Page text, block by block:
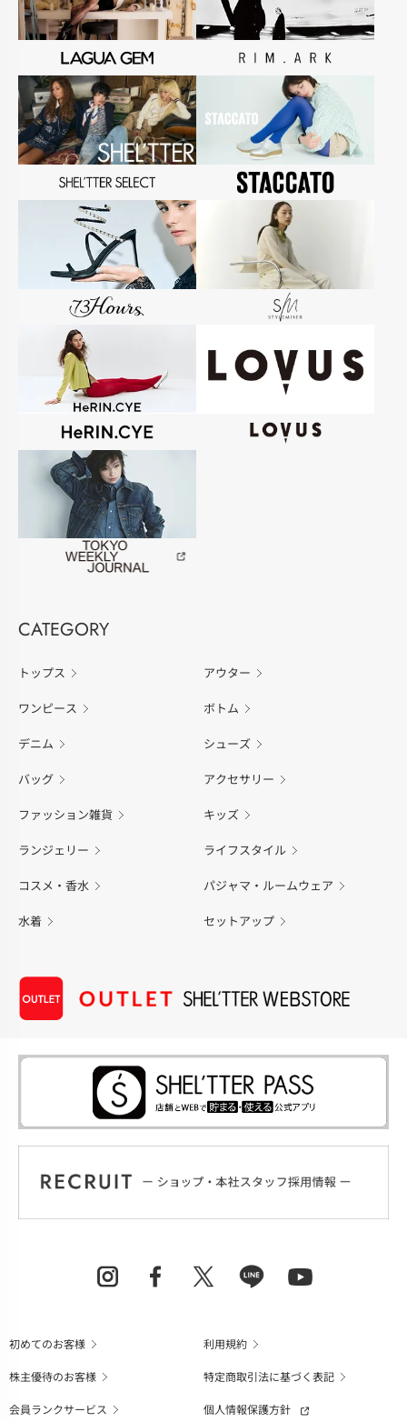
CATEGORY
トップス アウター
ワンピース ボトム
デニム シューズ
バッグ アクセサリー
ファッション雑貨 キッズ
ランジェリー ライフスタイル
コスメ・香水 パジャマ・ルームウェア
水着 セットアップ
初めてのお客様
利用規約
株主優待のお客様
特定商取引法に基づく表記
会員ランクサービス
個人情報保護方針